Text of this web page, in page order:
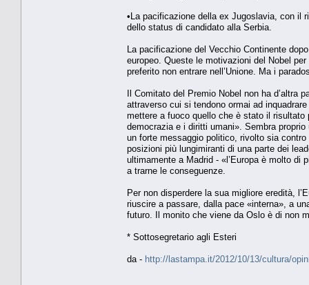
•La pacificazione della ex Jugoslavia, con il
dello status di candidato alla Serbia.
La pacificazione del Vecchio Continente
europeo. Queste le motivazioni del Nobel
preferito non entrare nell’Unione. Ma i
Il Comitato del Premio Nobel non ha d’altra
attraverso cui si tendono ormai ad
mettere a fuoco quello che è stato il
democrazia e i diritti umani». Sembra
un forte messaggio politico, rivolto sia
posizioni più lungimiranti di una parte dei
ultimamente a Madrid - «l’Europa è molto di
a trarne le conseguenze.
Per non disperdere la sua migliore eredità,
riuscire a passare, dalla pace «interna», a
futuro. Il monito che viene da Oslo è di non
* Sottosegretario agli Esteri
da - http://lastampa.it/2012/10/13/cultura/